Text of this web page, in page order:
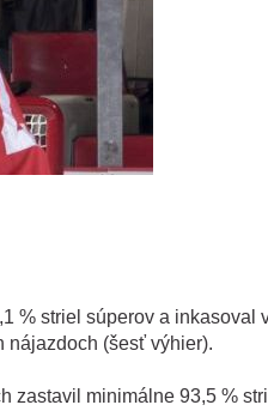
% striel súperov a inkasoval
nájazdoch (šesť výhier).
zastavil minimálne 93,5 %